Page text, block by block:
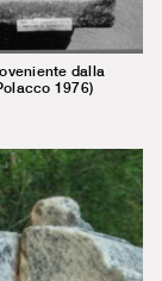
dalla
1976)